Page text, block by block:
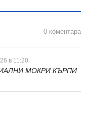
0 коментара
в 11:20
МОКРИ КЪРПИ